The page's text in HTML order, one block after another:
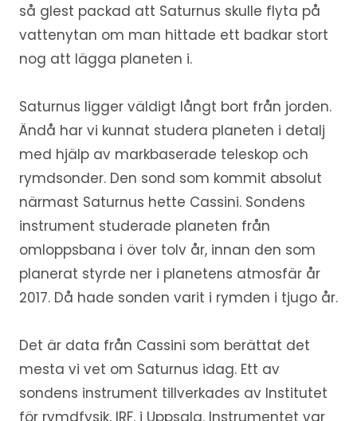
så glest packad att Saturnus skulle flyta på
vattenytan om man hittade ett badkar stort
nog att lägga planeten i.
Saturnus ligger väldigt långt bort från jorden.
Ändå har vi kunnat studera planeten i detalj
med hjälp av markbaserade teleskop och
rymdsonder. Den sond som kommit absolut
närmast Saturnus hette Cassini. Sondens
instrument studerade planeten från
omloppsbana i över tolv år, innan den som
planerat styrde ner i planetens atmosfär år
2017. Då hade sonden varit i rymden i tjugo år.
Det är data från Cassini som berättat det
mesta vi vet om Saturnus idag. Ett av
sondens instrument tillverkades av Institutet
för rymdfysik, IRF, i Uppsala. Instrumentet var